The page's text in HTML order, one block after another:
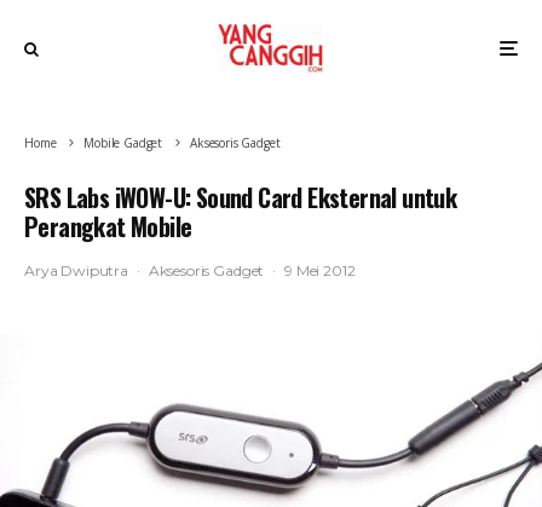
Home Mobile Gadget Aksesoris Gadget
SRS Labs iWOW-U: Sound Card Eksternal untuk
Perangkat Mobile
Arya Dwiputra · Aksesoris Gadget · 9 Mei 2012